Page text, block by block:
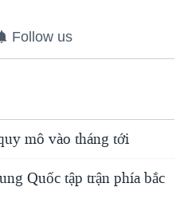
Follow us
mô vào tháng tới
Quốc tập trận phía bắc